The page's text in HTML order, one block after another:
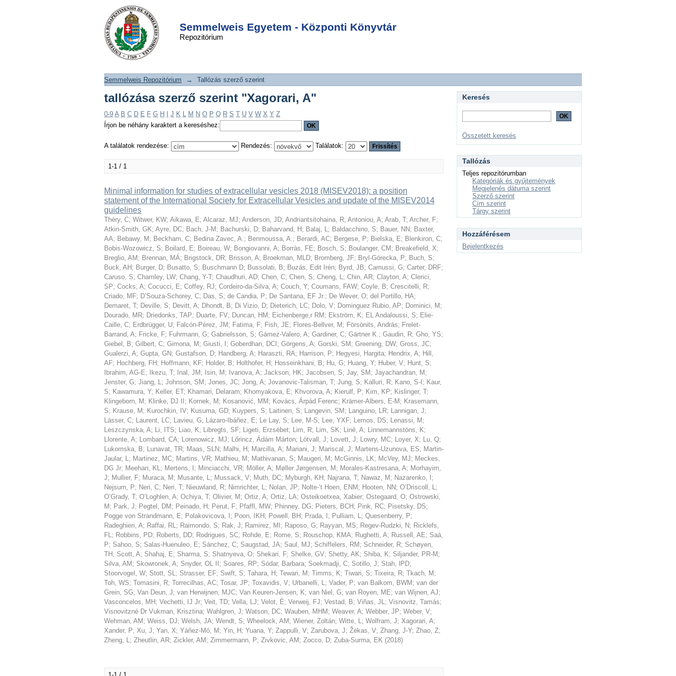
Semmelweis Egyetem - Központi Könyvtár
Repozitórium
tallózása szerző szerint "Xagorari, A"
DSpace/Manakin Repository
Semmelweis Repozitórium → Tallózás szerző szerint
tallózása szerző szerint "Xagorari, A"
0-9 A B C D E F G H J K L M N O P Q R S T U V W X Y Z
Írjon be néhány karaktert a kereséshez:
A találatok rendezése: Rendezés: Találatok:
1-1 / 1
Minimal information for studies of extracellular vesicles 2018 (MISEV2018): a position
statement of the International Society for Extracellular Vesicles and update of the MISEV2014
guidelines
Théry, C; Witwer, KW; Aikawa, E; Alcaraz, MJ; Anderson, JD; Andriantsitohaina, R; Antoniou, A; Arab, T; Archer, F;
Atkin-Smith, GK; Ayre, DC; Bach, J-M ; Bachurski, D; Baharvand, H ; Balaj, L; Baldacchino, S; Bauer, NN; Baxter,
AA; Bebawy, M ; Beckham, C; Bedina Zavec, A.; Benmoussa, A.; Berardi, AC; Bergese, P; Bielska, E; Blenkiron, C;
Bobis-Wozowicz, S; Boilard, E; Boireau, W; Bongiovanni, A; Borràs, FE; Bosch, S; Boulanger, CM ; Breakefield, X;
Breglio, AM ; Brennan, MÁ; Brigstock, DR; Brisson, A; Broekman, MLD; Bromberg, JF; Bryl-Górecka, P; Buch, S;
Buck, AH ; Burger, D; Busatto, S; Buschmann D; Bussolati, B; Buzás, Edit Irén; Byrd, JB; Camussi, G; Carter, DRF;
Caruso, S; Chamley, LW; Chang, Y-T; Chaudhuri, AD; Chen, C; Chen, S; Cheng, L; Chin, AR; Clayton, A; Clerici,
SP; Cocks, A; Cocucci, E; Coffey, RJ; Cordeiro-da-Silva, A; Couch, Y; Coumans, FAW; Coyle, B; Crescitelli, R;
Criado, MF; D’Souza-Schorey, C; Das, S; de Candia, P; De Santana, EF Jr.; De Wever, O; del Portillo, HA;
Demaret, T; Deville, S; Devitt, A; Dhondt, B; Di Vizio, D; Dieterich, LC; Dolo, V; Dominguez Rubio, AP; Dominici, M ;
Dourado, MR; Driedonks, TAP; Duarte, FV; Duncan, HM ; Eichenberge,r RM ; Ekström, K; EL Andaloussi, S; Elie-
Caille, C; Erdbrügger, U; Falcón-Pérez, JM ; Fatima, F; Fish, JE; Flores-Bellver, M ; Försönits, András; Frelet-
Barrand, A; Fricke, F; Fuhrmann, G; Gabrielsson, S; Gámez-Valero, A; Gardiner, C; Gärtner K.; Gaudin, R; Gho, YS;
Giebel, B; Gilbert, C; Gimona, M ; Giusti, I ; Goberdhan, DCI ; Görgens, A; Gorski, SM ; Greening, DW; Gross, JC;
Gualerzi, A; Gupta, GN; Gustafson, D; Handberg, A; Haraszti, RA; Harrison, P; Hegyesi, Hargita; Hendrix, A; Hill,
AF; Hochberg, FH ; Hoffmann, KF; Holder, B; Holthofer, H ; Hosseinkhani, B; Hu, G; Huang, Y; Huber, V; Hunt, S;
Ibrahim, AG-E; Ikezu, T; Inal, JM ; Isin, M ; Ivanova, A; Jackson, HK; Jacobsen, S; Jay, SM ; Jayachandran, M ;
Jenster, G; Jiang, L; Johnson, SM ; Jones, JC; Jong, A; Jovanovic-Talisman, T; Jung, S; Kalluri, R; Kano, S-I ; Kaur,
S; Kawamura, Y; Keller, ET; Khamari, Delaram; Khomyakova, E; Khvorova, A; Kierulf, P; Kim, KP; Kislinger, T;
Klingeborn, M ; Klinke, DJ II ; Kornek, M ; Kosanović, MM ; Kovács, Árpád.Ferenc; Krämer-Albers, E-M ; Krasemann,
S; Krause, M ; Kurochkin, IV; Kusuma, GD; Kuypers, S; Laitinen, S; Langevin, SM ; Languino, LR; Lannigan, J;
Lässer, C; Laurent, LC; Lavieu, G; Lázaro-Ibáñez, E; Le Lay, S; Lee, M-S; Lee, YXF; Lemos, DS; Lenassi, M ;
Leszczynska, A; Li, ITS; Liao, K; Libregts, SF; Ligeti, Erzsébet; Lim, R; Lim, SK; Linē, A; Linnemannstöns, K;
Llorente, A; Lombard, CA; Lorenowicz, MJ; Lőrincz, Ádám Márton; Lötvall, J; Lovett, J; Lowry, MC; Loyer, X; Lu, Q;
Lukomska, B; Lunavat, TR; Maas, SLN; Malhi, H ; Marcilla, A; Mariani, J; Mariscal, J; Martens-Uzunova, ES; Martin-
Jaular, L; Martinez, MC; Martins, VR; Mathieu, M ; Mathivanan, S; Maugeri, M ; McGinnis, LK; McVey, MJ; Meckes,
DG Jr; Meehan, KL; Mertens, I ; Minciacchi, VR; Möller, A; Møller Jørgensen, M ; Morales-Kastresana, A; Morhayim,
J; Mullier, F; Muraca, M ; Musante, L; Mussack, V; Muth, DC; Myburgh, KH ; Najrana, T; Nawaz, M ; Nazarenko, I ;
Nejsum, P; Neri, C; Neri, T; Nieuwland, R; Nimrichter, L; Nolan, JP; Nolte-’t Hoen, ENM ; Hooten, NN; O’Driscoll, L;
O’Grady, T; O’Loghlen, A; Ochiya, T; Olivier, M ; Ortiz, A; Ortiz, LA; Osteikoetxea, Xabier; Ostegaard, O; Ostrowski,
M ; Park, J; Pegtel, DM ; Peinado, H ; Perut, F; Pfaffl, MW; Phinney, DG; Pieters, BCH ; Pink, RC; Pisetsky, DS;
Pogge von Strandmann, E; Polakovicova, I ; Poon, IKH ; Powell, BH ; Prada, I ; Pulliam, L; Quesenberry, P;
Radeghieri, A; Raffai, RL; Raimondo, S; Rak, J; Ramirez, MI ; Raposo, G; Rayyan, MS; Regev-Rudzki, N; Ricklefs,
FL; Robbins, PD; Roberts, DD; Rodrigues, SC; Rohde, E; Rome, S; Rouschop, KMA; Rughetti, A; Russell, AE; Saá,
P; Sahoo, S; Salas-Huenuleo, E; Sánchez, C; Saugstad, JA; Saul, MJ; Schiffelers, RM ; Schneider, R; Schøyen,
TH ; Scott, A; Shahaj, E; Sharma, S; Shatnyeva, O; Shekari, F; Shelke, GV; Shetty, AK; Shiba, K; Siljander, PR-M ;
Silva, AM ; Skowronek, A; Snyder, OL II ; Soares, RP; Sódar, Barbara; Soekmadji, C; Sotillo, J; Stah, lPD;
Stoorvogel, W; Stott, SL; Strasser, EF; Swift, S; Tahara, H ; Tewari, M ; Timms, K; Tiwari, S; Tixeira, R; Tkach, M ;
Toh, WS; Tomasini, R; Torrecilhas, AC; Tosar, JP; Toxavidis, V; Urbanelli, L; Vader, P; van Balkom, BWM ; van der
Grein, SG; Van Deun, J; van Herwijnen, MJC; Van Keuren-Jensen, K; van Niel, G; van Royen, ME; van Wijnen, AJ;
Vasconcelos, MH ; Vechetti, IJ Jr; Veit, TD; Vella, LJ; Velot, É; Verweij, FJ; Vestad, B; Viñas, JL; Visnovitz, Tamás;
Visnovitzné Dr Vukman, Krisztina; Wahlgren, J; Watson, DC; Wauben, MHM ; Weaver, A; Webber, JP; Weber, V;
Wehman, AM ; Weiss, DJ; Welsh, JA; Wendt, S; Wheelock, AM ; Wiener, Zoltán; Witte, L; Wolfram, J; Xagorari, A;
Xander, P; Xu, J; Yan, X; Yáñez-Mó, M ; Yin, H ; Yuana, Y; Zappulli, V; Zarubova, J; Žėkas, V; Zhang, J-Y; Zhao, Z;
Zheng, L; Zheutlin, AR; Zickler, AM ; Zimmermann, P; Zivkovic, AM ; Zocco, D; Zuba-Surma, EK (2018)
Keresés
Összetett keresés
Tallózás
Teljes repozitórumban
Kategóriák és gyűjtemények
Megjelenés dátuma szerint
Szerző szerint
Cím szerint
Tárgy szerint
Hozzáférésem
Bejelentkezés